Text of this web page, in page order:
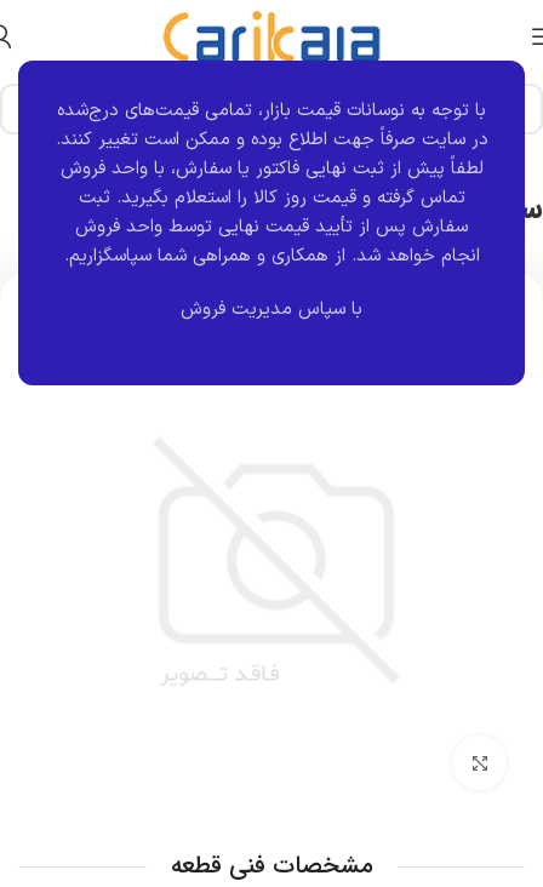
با توجه به نوسانات قیمت بازار، تمامی قیمت‌های درج‌شده
در سایت صرفاً جهت اطلاع بوده و ممکن است تغییر کنند.
لطفاً پیش از ثبت نهایی فاکتور یا سفارش، با واحد فروش
تماس گرفته و قیمت روز کالا را استعلام بگیرید. ثبت
سفارش پس از تأیید قیمت نهایی توسط واحد فروش
انجام خواهد شد. از همکاری و همراهی شما سپاسگزاریم.
با سپاس مدیریت فروش
خانه برند قطعه S4T
سیبک طبق سمت راست تیبا – ریو | S4T
مشخصات فنی قطعه